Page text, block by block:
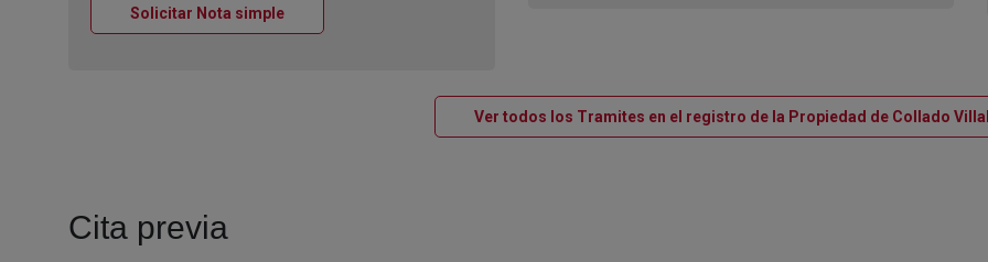
Solicitar Nota simpleVentana nueva
Ver todos los Tramites en el registro de la Propiedad de Collado
Cita previa